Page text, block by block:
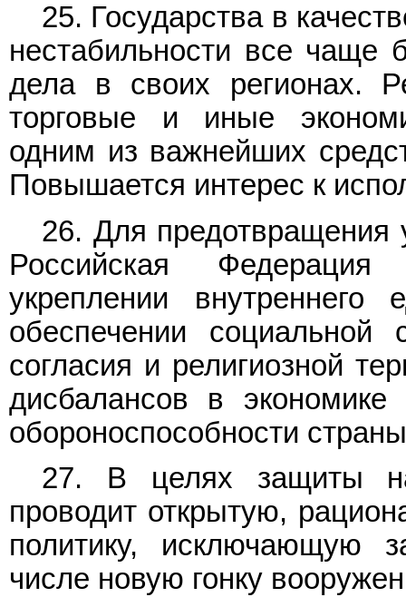
25. Государства в
нестабильности все чаще
дела в своих регионах.
торговые и иные
одним из важнейших
Повышается интерес к
26. Для предотвращения
Российская
укреплении внутреннего
обеспечении социальной
согласия и религиозной
дисбалансов в
обороноспособности
27. В целях защиты
проводит открытую,
политику, исключающую
числе новую гонку